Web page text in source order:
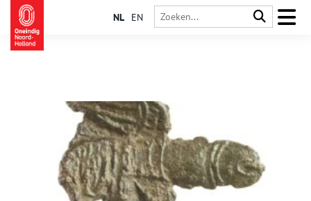
NL EN